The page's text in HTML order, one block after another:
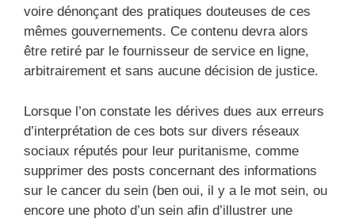
voire dénonçant des pratiques douteuses de ces
mêmes gouvernements. Ce contenu devra alors
être retiré par le fournisseur de service en ligne,
arbitrairement et sans aucune décision de justice.
Lorsque l’on constate les dérives dues aux erreurs
d’interprétation de ces bots sur divers réseaux
sociaux réputés pour leur puritanisme, comme
supprimer des posts concernant des informations
sur le cancer du sein (ben oui, il y a le mot sein, ou
encore une photo d’un sein afin d’illustrer une